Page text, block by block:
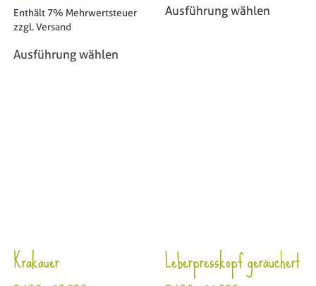
Enthält 7% Mehrwertsteuer
zzgl.Versand
Ausführung wählen
Ausführung wählen
Krakauer Leberpresskopf geräuchert